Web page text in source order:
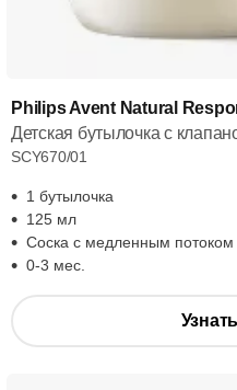
Philips Avent Natural
Детская бутылочка с
SCY670/01
1 бутылочка
125 мл
Соска с медленным потоком
0-3 мес.